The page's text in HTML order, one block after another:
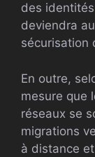
des
deviendra
sécurisation
En outre,
mesure que
réseaux se
migrations
à distance